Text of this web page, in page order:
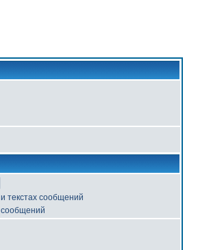
текстах сообщений
сообщений